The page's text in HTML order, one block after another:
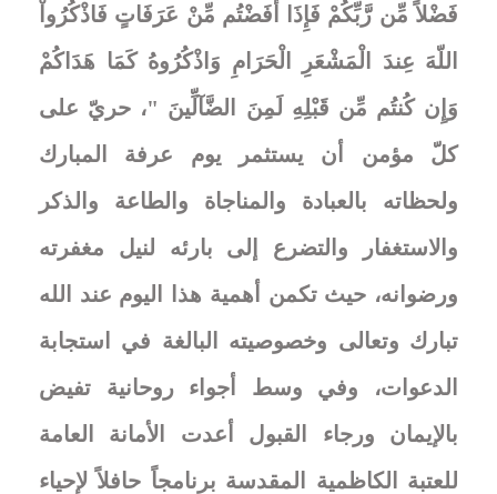
فَضْلاً مِّن رَّبِّكُمْ فَإِذَا أَفَضْتُم مِّنْ عَرَفَاتٍ فَاذْكُرُواْ
اللّهَ عِندَ الْمَشْعَرِ الْحَرَامِ وَاذْكُرُوهُ كَمَا هَدَاكُمْ
وَإِن كُنتُم مِّن قَبْلِهِ لَمِنَ الضَّآلِّينَ "، حريّ على
كلّ مؤمن أن يستثمر يوم عرفة المبارك
ولحظاته بالعبادة والمناجاة والطاعة والذكر
والاستغفار والتضرع إلى بارئه لنيل مغفرته
ورضوانه، حيث تكمن أهمية هذا اليوم عند الله
تبارك وتعالى وخصوصيته البالغة في استجابة
الدعوات، وفي وسط أجواء روحانية تفيض
بالإيمان ورجاء القبول أعدت الأمانة العامة
للعتبة الكاظمية المقدسة برنامجاً حافلاً لإحياء